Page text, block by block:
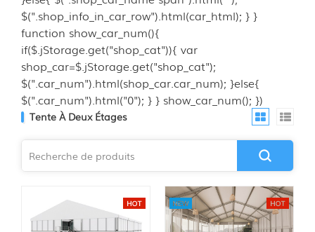
$(".shop_info_in_car_row").html(car_html); } }
function show_car_num(){
if($.jStorage.get("shop_cat")){ var
shop_car=$.jStorage.get("shop_cat");
$(".car_num").html(shop_car.car_num); }else{
$(".car_num").html("0"); } } show_car_num(); })
Tente À Deux Étages